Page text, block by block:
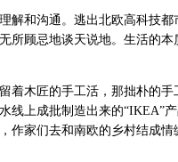
解和沟通。逃出北欧高科技都
所顾忌地谈天说地。生活的本
着木匠的手工活，那拙朴的手
上成批制造出来的“IKEA”产
作家们去和南欧的乡村结成情